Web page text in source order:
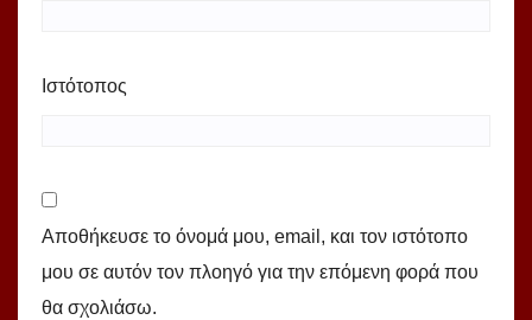
Ιστότοπος
Αποθήκευσε το όνομά μου, email, και τον ιστότοπο
μου σε αυτόν τον πλοηγό για την επόμενη φορά που
θα σχολιάσω.